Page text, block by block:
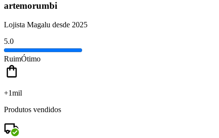
artemorumbi
Lojista Magalu desde 2025
5.0
RuimÓtimo
+1mil
Produtos vendidos